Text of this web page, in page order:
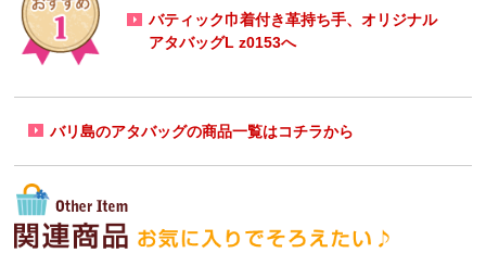
バティック巾着付き革持ち手、オリジナル
アタバッグL z0153へ
バリ島のアタバッグの商品一覧はコチラから